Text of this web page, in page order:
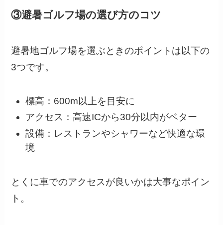
③避暑ゴルフ場の選び方のコツ
避暑地ゴルフ場を選ぶときのポイントは以下の
3つです。
標高：600m以上を目安に
アクセス：高速ICから30分以内がベター
設備：レストランやシャワーなど快適な環
境
とくに車でのアクセスが良いかは大事なポイン
ト。